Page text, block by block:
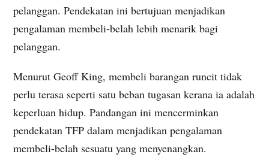
pelanggan. Pendekatan ini bertujuan menjadikan
pengalaman membeli-belah lebih menarik bagi
pelanggan.
Menurut Geoff King, membeli barangan runcit tidak
perlu terasa seperti satu beban tugasan kerana ia adalah
keperluan hidup. Pandangan ini mencerminkan
pendekatan TFP dalam menjadikan pengalaman
membeli-belah sesuatu yang menyenangkan.